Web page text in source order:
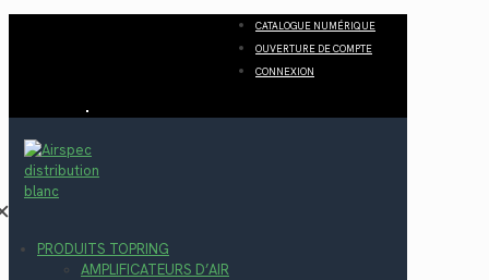
CATALOGUE NUMÉRIQUE
OUVERTURE DE COMPTE
CONNEXION
PRODUITS TOPRING
AMPLIFICATEURS D’AIR